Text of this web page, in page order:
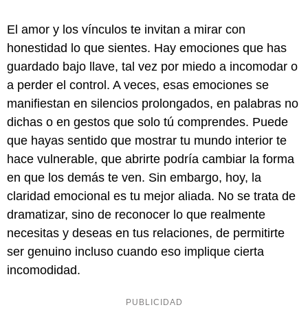
El amor y los vínculos te invitan a mirar con
honestidad lo que sientes. Hay emociones que has
guardado bajo llave, tal vez por miedo a incomodar o
a perder el control. A veces, esas emociones se
manifiestan en silencios prolongados, en palabras no
dichas o en gestos que solo tú comprendes. Puede
que hayas sentido que mostrar tu mundo interior te
hace vulnerable, que abrirte podría cambiar la forma
en que los demás te ven. Sin embargo, hoy, la
claridad emocional es tu mejor aliada. No se trata de
dramatizar, sino de reconocer lo que realmente
necesitas y deseas en tus relaciones, de permitirte
ser genuino incluso cuando eso implique cierta
incomodidad.